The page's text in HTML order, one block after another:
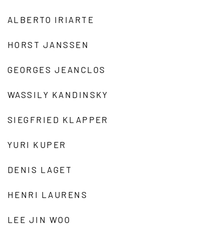
ALBERTO IRIARTE
HORST JANSSEN
GEORGES JEANCLOS
WASSILY KANDINSKY
SIEGFRIED KLAPPER
YURI KUPER
DENIS LAGET
HENRI LAURENS
LEE JIN WOO